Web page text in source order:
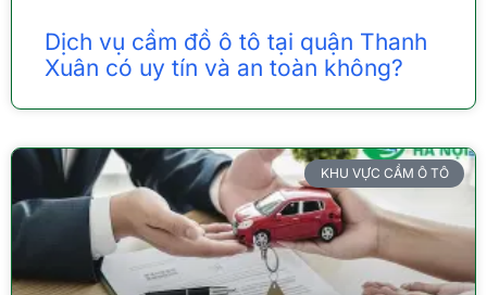
Dịch vụ cầm đồ ô tô tại quận Thanh
Xuân có uy tín và an toàn không?
KHU VỰC CẦM Ô TÔ